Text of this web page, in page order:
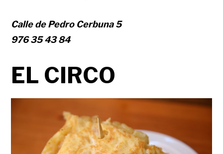
Calle de Pedro Cerbuna 5
976 35 43 84
EL CIRCO